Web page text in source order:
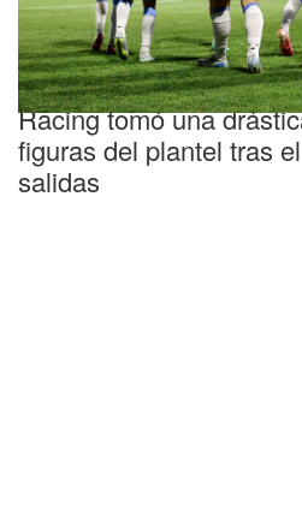
Tensión
Racing tomó una
figuras del plantel tras
salidas